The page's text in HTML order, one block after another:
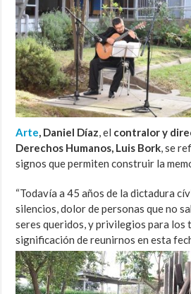
Arte, Daniel Díaz, el contralor y
Derechos Humanos, Luis Bork, se
signos que permiten construir la
“Todavía a 45 años de la dictadura
silencios, dolor de personas que no
seres queridos, y privilegios para los
significación dereunirnos en esta